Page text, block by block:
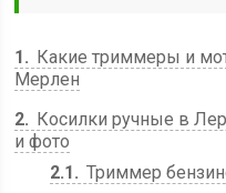
1
Какие триммеры и
Мерлен
2
Косилки ручные в
и фото
2.1
Триммер